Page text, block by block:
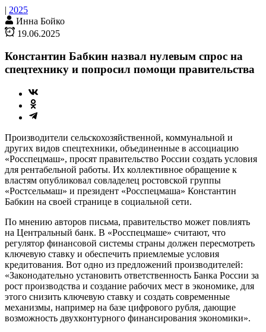
| 2025
Инна Бойко
19.06.2025
Константин Бабкин назвал нулевым спрос на
спецтехнику и попросил помощи правительства
Производители сельскохозяйственной, коммунальной и
других видов спецтехники, объединенные в ассоциацию
«Росспецмаш», просят правительство России создать условия
для рентабельной работы. Их коллективное обращение к
властям опубликовал совладелец ростовской группы
«Ростсельмаш» и президент «Росспецмаша» Константин
Бабкин на своей странице в социальной сети.
По мнению авторов письма, правительство может повлиять
на Центральный банк. В «Росспецмаше» считают, что
регулятор финансовой системы страны должен пересмотреть
ключевую ставку и обеспечить приемлемые условия
кредитования. Вот одно из предложений производителей:
«Законодательно установить ответственность Банка России за
рост производства и создание рабочих мест в экономике, для
этого снизить ключевую ставку и создать современные
механизмы, например на базе цифрового рубля, дающие
возможность двухконтурного финансирования экономики».